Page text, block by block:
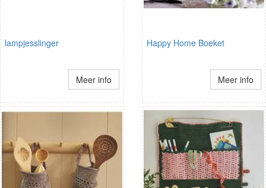
lampjesslinger
Meer info
Happy Home Boeket
Meer info